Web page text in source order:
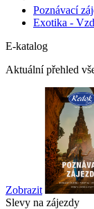
Poznávací
Exotika -
E-katalog
Aktuální přehled
Zobrazit
Slevy na zájezdy